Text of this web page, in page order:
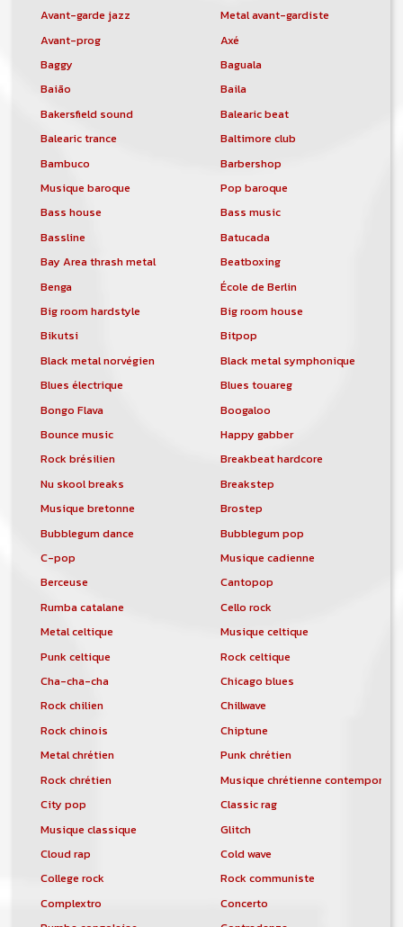
Avant-garde jazz
Metal avant-gardiste
Avant-prog
Axé
Baggy
Baguala
Baião
Baila
Bakersfield sound
Balearic beat
Balearic trance
Baltimore club
Bambuco
Barbershop
Musique baroque
Pop baroque
Bass house
Bass music
Bassline
Batucada
Bay Area thrash metal
Beatboxing
Benga
École de Berlin
Big room hardstyle
Big room house
Bikutsi
Bitpop
Black metal norvégien
Black metal symphonique
Blues électrique
Blues touareg
Bongo Flava
Boogaloo
Bounce music
Happy gabber
Rock brésilien
Breakbeat hardcore
Nu skool breaks
Breakstep
Musique bretonne
Brostep
Bubblegum dance
Bubblegum pop
C-pop
Musique cadienne
Berceuse
Cantopop
Rumba catalane
Cello rock
Metal celtique
Musique celtique
Punk celtique
Rock celtique
Cha-cha-cha
Chicago blues
Rock chilien
Chillwave
Rock chinois
Chiptune
Metal chrétien
Punk chrétien
Rock chrétien
Musique chrétienne
City pop
Classic rag
Musique classique
Glitch
Cloud rap
Cold wave
College rock
Rock communiste
Complextro
Concerto